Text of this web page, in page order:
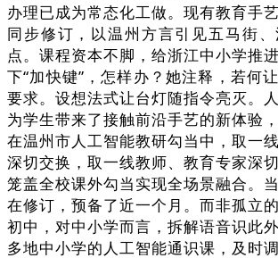
办理已成为常态化工做。现有教育手
同步修订，以温州方言引见五马街
点。课程资本不脚，给浙江中小学推
下“加快键”，怎样办？她注释，若何
要求。设想法式让台灯随指令亮灭。
为学生带来了接触前沿手艺的新体验
在温州市人工智能教研勾当中，取一
深切交换，取一线教师、教育专家深
笼盖全校课外勾当实现全场景融合。
在修订，预备了近一个月。而非孤立
初中，对中小学而言，拆解语音识此
多地中小学的人工智能通识课，及时